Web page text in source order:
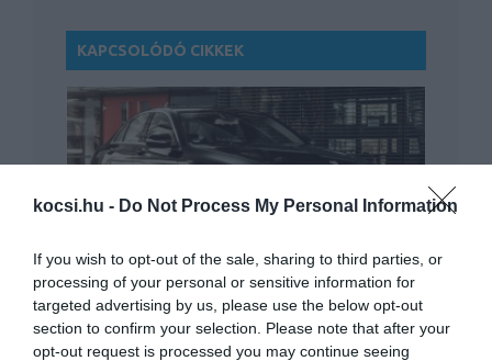
kocsi.hu - Do Not Process My Personal Information
If you wish to opt-out of the sale, sharing to third parties, or
processing of your personal or sensitive information for
targeted advertising by us, please use the below opt-out
section to confirm your selection. Please note that after your
opt-out request is processed you may continue seeing
KAPCSOLÓDÓ CIKKEK
Az új C-osztályt is izmosította a Lorinser